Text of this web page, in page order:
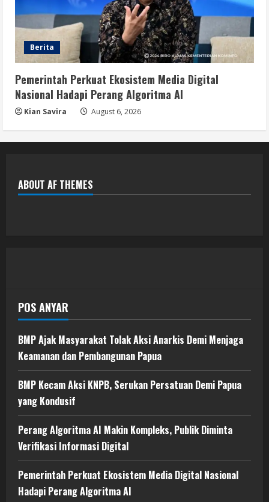
Berita
Pemerintah Perkuat Ekosistem Media Digital
Nasional Hadapi Perang Algoritma AI
Kian Savira August 6, 2026
ABOUT AF THEMES
POS ANYAR
BMP Ajak Masyarakat Tolak Aksi Anarkis Demi Menjaga
Keamanan dan Pembangunan Papua
BMP Kecam Aksi KNPB, Serukan Persatuan Demi Papua
yang Kondusif
Perang Algoritma AI Makin Kompleks, Publik Diminta
Verifikasi Informasi Digital
Pemerintah Perkuat Ekosistem Media Digital Nasional
Hadapi Perang Algoritma AI